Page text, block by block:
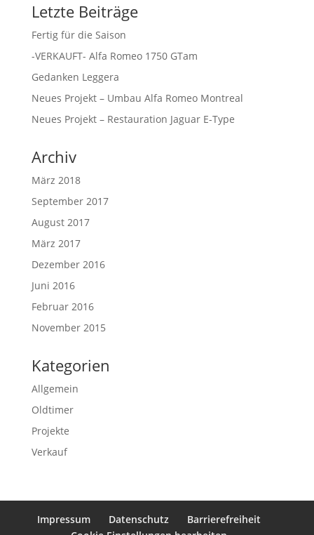
Letzte Beiträge
Fertig für die Saison
-VERKAUFT- Alfa Romeo 1750 GTam
Gedanken Leggera
Neues Projekt – Umbau Alfa Romeo Montreal
Neues Projekt – Restauration Jaguar E-Type
Archiv
März 2018
September 2017
August 2017
März 2017
Dezember 2016
Juni 2016
Februar 2016
November 2015
Kategorien
Allgemein
Oldtimer
Projekte
Verkauf
Impressum Datenschutz
Barrierefreiheit